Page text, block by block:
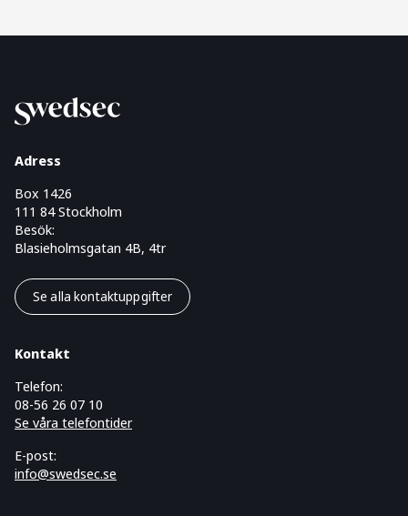
Adress
Box 1426
111 84 Stockholm
Besök:
Blasieholmsgatan 4B, 4tr
Se alla kontaktuppgifter
Kontakt
Telefon:
08-56 26 07 10
Se våra telefontider
E-post:
info@swedsec.se